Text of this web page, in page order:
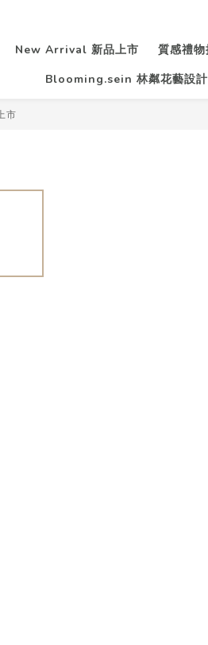
New Arrival 新品上市 質感禮
Blooming.sein 林粼花藝設計
市